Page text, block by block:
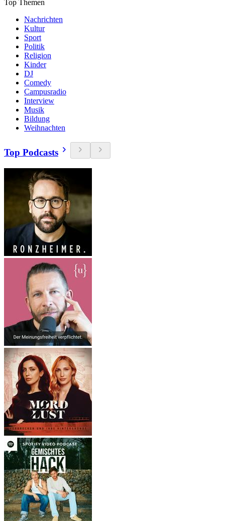
Top Themen
Nachrichten
Kultur
Sport
Politik
Religion
Kinder
DJ
Comedy
Campusradio
Interview
Musik
Bildung
Weihnachten
Top Podcasts